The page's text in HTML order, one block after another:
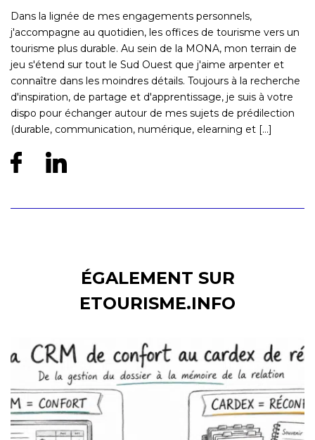
Dans la lignée de mes engagements personnels,
j'accompagne au quotidien, les offices de tourisme vers un
tourisme plus durable. Au sein de la MONA, mon terrain de
jeu s'étend sur tout le Sud Ouest que j'aime arpenter et
connaître dans les moindres détails. Toujours à la recherche
d'inspiration, de partage et d'apprentissage, je suis à votre
dispo pour échanger autour de mes sujets de prédilection
(durable, communication, numérique, elearning et [...]
ÉGALEMENT SUR
ETOURISME.INFO